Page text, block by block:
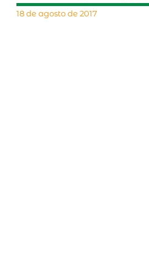
18 de agosto de 2017